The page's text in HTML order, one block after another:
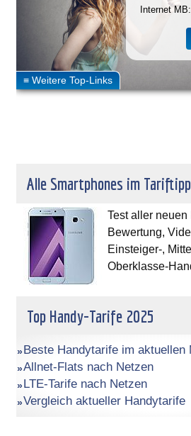
Internet MB:
Alle Smartphones im
Test aller
Bewertung,
Einsteiger-,
Oberklasse-
Top Handy-Tarife 2025
Beste Handytarife im aktuellen
Allnet-Flats nach Netzen
LTE-Tarife nach Netzen
Vergleich aktueller Handytarife